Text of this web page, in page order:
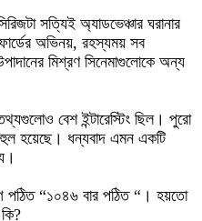
সত্যিই অ্যাডভেঞ্চার ঘরানার
অভিনয়, রহস্যময় সব
মিশ্রণ সিনেমাগুলোকে অন্য
বেশ ইন্টারেস্টিং ছিল। পুরো
হয়েছে। ধন্যবাদ এমন একটি
“১০৪৬ বার পঠিত “। হয়তো